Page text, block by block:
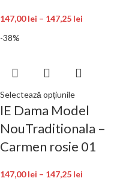
147,00lei – 147,25 lei
-38%
Selectează opțiunile
IE Dama Model
NouTraditionala –
Carmen rosie 01
147,00lei – 147,25 lei